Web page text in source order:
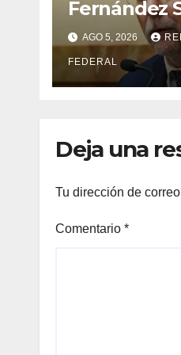
Fernández
ahora un
radical
en forma
AGO 5, 2026
FEDERAL
Deja una
Tu dirección de
Comentario *